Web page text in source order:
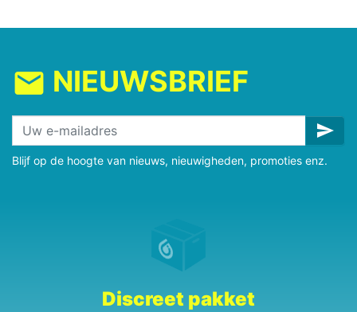
mail NIEUWSBRIEF
send
Blijf op de hoogte van nieuws, nieuwigheden, promoties enz.
Discreet pakket